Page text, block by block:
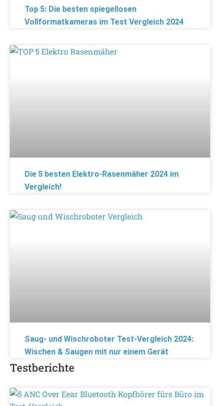
Top 5: Die besten spiegellosen
Vollformatkameras im Test Vergleich 2024
Die 5 besten Elektro-Rasenmäher 2024 im
Vergleich!
Saug- und Wischroboter Test-Vergleich 2024:
Wischen & Saugen mit nur einem Gerät
Testberichte